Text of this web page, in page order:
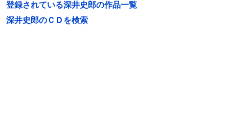
登録されている深井史郎の作品一覧
深井史郎のＣＤを検索